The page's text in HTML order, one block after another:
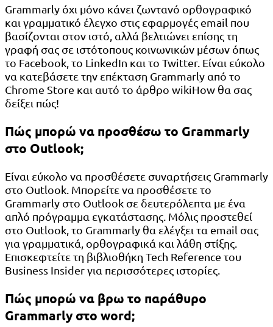
Grammarly όχι μόνο κάνει ζωντανό ορθογραφικό
και γραμματικό έλεγχο στις εφαρμογές email που
βασίζονται στον ιστό, αλλά βελτιώνει επίσης τη
γραφή σας σε ιστότοπους κοινωνικών μέσων όπως
το Facebook, το LinkedIn και το Twitter. Είναι εύκολο
να κατεβάσετε την επέκταση Grammarly από το
Chrome Store και αυτό το άρθρο wikiHow θα σας
δείξει πώς!
Πώς μπορώ να προσθέσω το Grammarly
στο Outlook;
Είναι εύκολο να προσθέσετε συναρτήσεις Grammarly
στο Outlook. Μπορείτε να προσθέσετε το
Grammarly στο Outlook σε δευτερόλεπτα με ένα
απλό πρόγραμμα εγκατάστασης. Μόλις προστεθεί
στο Outlook, το Grammarly θα ελέγξει τα email σας
για γραμματικά, ορθογραφικά και λάθη στίξης.
Επισκεφτείτε τη βιβλιοθήκη Tech Reference του
Business Insider για περισσότερες ιστορίες.
Πώς μπορώ να βρω το παράθυρο
Grammarly στο word;